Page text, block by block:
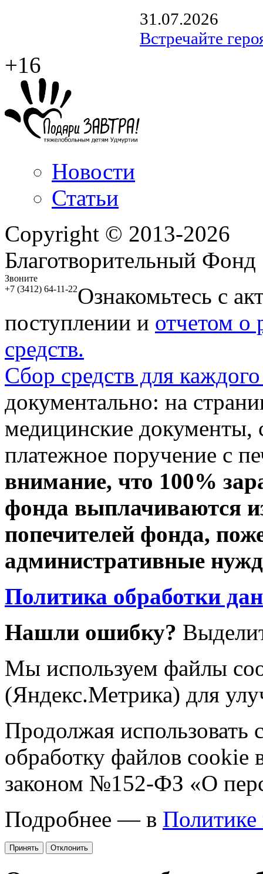
31.07.2026
Встречайте
+16
Новости
Статьи
Copyright © 2013-2026
Благотворительный
Звоните
+7 (3412) 64-11-22Ознакомьтесь с
поступлении и отчетом о
средств.
Сбор средств для
документально: на
медицинские документы,
платежное поручение с
внимание, что 100%
фонда выплачиваются
попечителей фонда,
административные
Политика обработки
Нашли ошибку?
Мы используем файлы
(Яндекс.Метрика) для
Продолжая использовать
обработку файлов cookie
законом №152-ФЗ «О
Подробнее — в Политике
Принять Отклонить